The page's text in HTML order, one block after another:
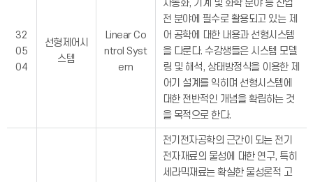
32
05
04
선형제어시
스템
Linear Co
ntrol Syst
em
자동화, 기계 및 화학 분야 등 산업
전 분야에 필수로 활용되고 있는 제
어 공학에 대한 내용과 선형시스템
을 다룬다. 수강생들은 시스템 모델
링 및 해석, 상태방정식을 이용한 제
어기 설계를 익히며 선형시스템에
대한 전반적인 개념을 확립하는 것
을 목적으로 한다.
전기전자공학의 근간이 되는 전기
전자재료의 물성에 대한 연구, 특히
세라믹재료는 확실한 물성론적 고